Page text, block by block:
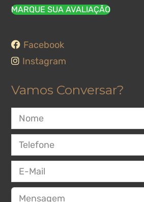
MARQUE SUA AVALIAÇÃO
Facebook
Instagram
Vamos Conversar?